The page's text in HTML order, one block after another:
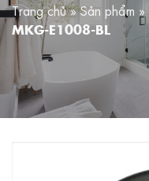
Trang chủ»Sản phẩm »
MKG-E1008-BL